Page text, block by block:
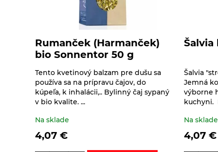
Vločky a lupienky
polotovary
Polotovary
Výrobky z obilnín
Zmesi na varenie a
pečenie
Obilniny
Zdravé maškrtenie
Rumanček (Harmanček)
bio Sonnentor 50 g
Tento kvetinový balzam pre dušu sa
používa sa na prípravu čajov, do
kúpeľa, k inhalácii,.. Bylinný čaj sypaný
v bio kvalite. ...
Na sklade
4,07 €
Šalvia
Šalvia
Jemná
výborne
kuchyni.
Na sklade
4,07€